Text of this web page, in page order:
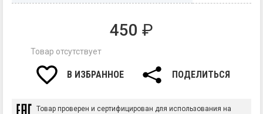
450 ₽
Товар отсутствует
В ИЗБРАННОЕ ПОДЕЛИТЬСЯ
Товар проверен и сертифицирован для использования на